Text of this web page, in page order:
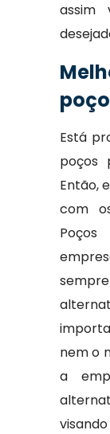
assim
Está
poços
Então,
com
nem o
a